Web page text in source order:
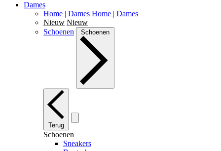
Dames
Home | Dames Home | Dames
Nieuw Nieuw
Schoenen
Schoenen
Terug
Schoenen
Sneakers